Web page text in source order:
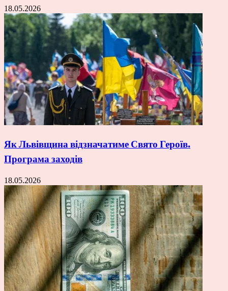
18.05.2026
Як Львівщина відзначатиме Свято Героїв.
Програма заходів
18.05.2026